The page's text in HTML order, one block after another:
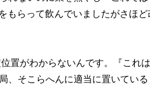
もらって飲んでいましたがさほ
置がわからないんです。『これ
、そこらへんに適当に置いてい